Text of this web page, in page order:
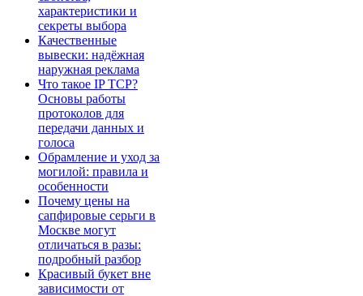
характеристики и
секреты выбора
Качественные
вывески: надёжная
наружная реклама
Что такое IP TCP?
Основы работы
протоколов для
передачи данных и
голоса
Обрамление и уход за
могилой: правила и
особенности
Почему цены на
сапфировые серьги в
Москве могут
отличаться в разы:
подробный разбор
Красивый букет вне
зависимости от